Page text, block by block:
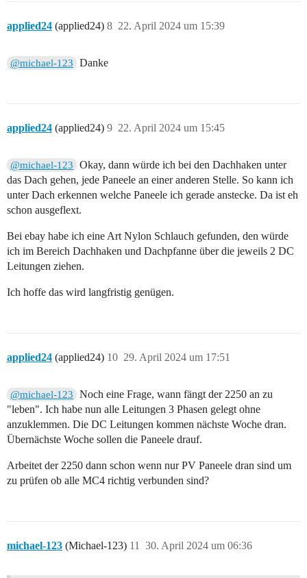
applied24 (applied24) 22. April 2024 um 15:39
8
@michael-123 Danke
applied24 (applied24) 22. April 2024 um 15:45
9
@michael-123
Okay, dann würde ich bei den Dachhaken unter
das Dach gehen, jede Paneele an einer anderen Stelle. So kann ich
unter Dach erkennen welche Paneele ich gerade anstecke. Da ist eh
schon ausgeflext.
Bei ebay habe ich eine Art Nylon Schlauch gefunden, den würde
ich im Bereich Dachhaken und Dachpfanne über die jeweils 2 DC
Leitungen ziehen.
Ich hoffe das wird langfristig genügen.
applied24 (applied24) 29. April 2024 um 17:51
10
@michael-123
Noch eine Frage, wann fängt der 2250 an zu
"leben". Ich habe nun alle Leitungen 3 Phasen gelegt ohne
anzuklemmen. Die DC Leitungen kommen nächste Woche dran.
Übernächste Woche sollen die Paneele drauf.
Arbeitet der 2250 dann schon wenn nur PV Paneele dran sind um
zu prüfen ob alle MC4 richtig verbunden sind?
michael-123 (Michael-123) 30. April 2024 um 06:36
11